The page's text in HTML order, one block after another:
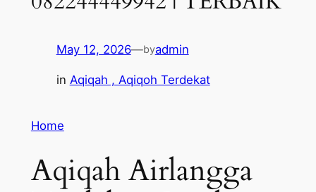
May 12, 2026—byadmin
in Aqiqah , Aqiqoh Terdekat
Home
Aqiqah Airlangga